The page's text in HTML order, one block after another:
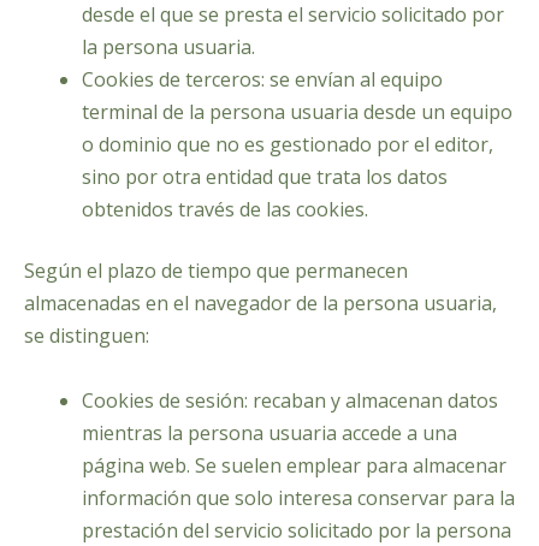
desde el que se presta el servicio solicitado por
la persona usuaria.
Cookies de terceros: se envían al equipo
terminal de la persona usuaria desde un equipo
o dominio que no es gestionado por el editor,
sino por otra entidad que trata los datos
obtenidos través de las cookies.
Según el plazo de tiempo que permanecen
almacenadas en el navegador de la persona usuaria,
se distinguen:
Cookies de sesión: recaban y almacenan datos
mientras la persona usuaria accede a una
página web. Se suelen emplear para almacenar
información que solo interesa conservar para la
prestación del servicio solicitado por la persona